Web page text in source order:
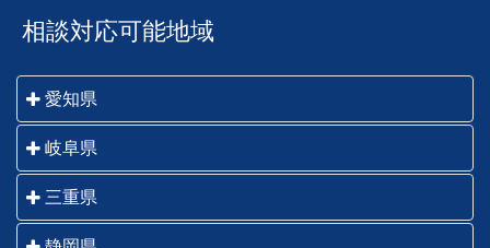
相談対応可能地域
愛知県
名古屋市・一宮市・瀬戸市・春日井市・犬山市・江南
市・小牧市・稲沢市・尾張旭市・岩倉市・豊明市・日
進市・清須市・北名古屋市・長久手市・津島市・愛西
市・弥富市・あま市・半田市・常滑市・東海市・大府
岐阜県
岐阜市・羽島市・各務原市・山県市・瑞穂市・本巣
市・大垣市・海津市・関市・美濃市・美濃加茂市・可
三重県